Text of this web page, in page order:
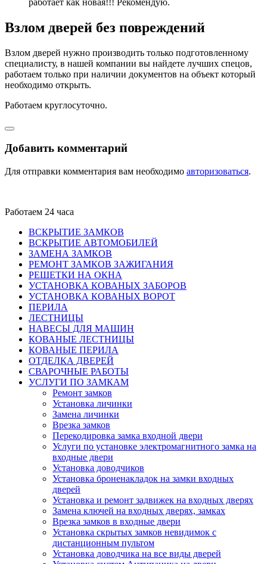
Взлом дверей без повреждений
Взлом дверей нужно производить только подготовленному
специалисту, в нашей компании вы найдете лучших спецов,
работаем только при наличии документов на объект который
необходимо открыть.
Работаем круглосуточно.
Добавить комментарий
Для отправки комментария вам необходимо авторизоваться.
Работаем 24 часа
ВСКРЫТИЕ ЗАМКОВ
ВСКРЫТИЕ АВТОМОБИЛЕЙ
ЗАМЕНА ЗАМКОВ
РЕМОНТ ЗАМКОВ ЗАЖИГАНИЯ
РЕШЕТКИ НА ОКНА
УСТАНОВКА КОВАНЫХ ЗАБОРОВ
УСТАНОВКА КОВАНЫХ ВОРОТ
ПЕРИЛА
ЛЕСТНИЦЫ
НАВЕСЫ ДЛЯ МАШИН
КОВАНЫЕ ЛЕСТНИЦЫ
КОВАНЫЕ ПЕРИЛА
ОТДЕЛКА ДВЕРЕЙ
СВАРОЧНЫЕ РАБОТЫ
УСЛУГИ ПО ЗАМКАМ
Ремонт замков
Установка личинки
Замена личинки
Врезка замков
Перекодировка замка входной двери
Услуги по установке электромагнитного замка на
входные двери
Установка доводчиков
Установка броненакладок на замки входных
дверей
Установка и ремонт задвижек на входных дверях
Замена ключей на входных дверях, замках
Врезка замков в входные двери
Установка скрытых замков невидимок с
дистанционным пультом
Установка доводчика на все виды дверей